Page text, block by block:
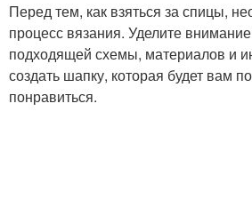
Перед тем, как взяться за спицы,
процесс вязания. Уделите
подходящей схемы, материалов и
создать шапку, которая будет вам
понравиться.